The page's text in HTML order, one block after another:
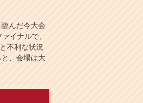
んだ今大会
イナルで、
不利な状況
、会場は大